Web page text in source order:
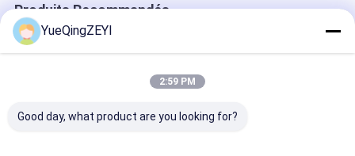
Produits Recommandés
YueQingZEYI
2:59 PM
Good day, what product are you looking for?